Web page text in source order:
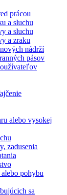
prácou
a sluchu
a sluchu
a zraku
nádrží
pásov
alebo vysokej
zadusenia
pohybu
sa